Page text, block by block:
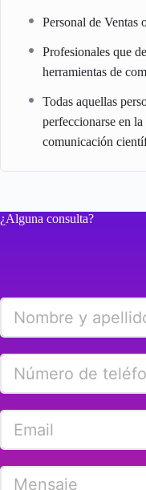
Personal de Ventas
Profesionales que
herramientas de
Todas aquellas
perfeccionarse en
comunicación
¿Alguna consulta?